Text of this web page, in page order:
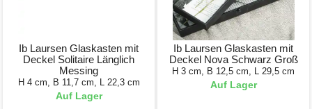
Ib Laursen Glaskasten mit
Deckel Solitaire Länglich
Messing
H 4 cm, B 11,7 cm, L 22,3 cm
Auf Lager
Ib Laursen Glaskasten mit
Deckel Nova Schwarz Groß
H 3 cm, B 12,5 cm, L 29,5 cm
Auf Lager